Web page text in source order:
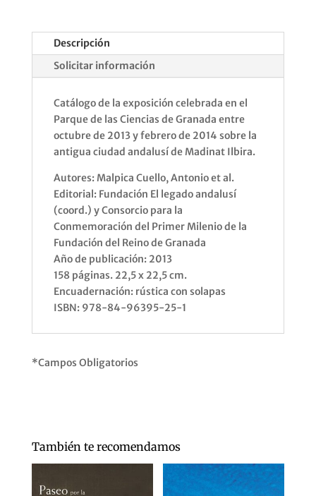
Descripción
Solicitar información
Catálogo de la exposición celebrada en el
Parque de las Ciencias de Granada entre
octubre de 2013 y febrero de 2014 sobre la
antigua ciudad andalusí de Madinat Ilbira.
Autores: Malpica Cuello, Antonio et al.
Editorial: Fundación El legado andalusí
(coord.) y Consorcio para la
Conmemoración del Primer Milenio de la
Fundación del Reino de Granada
Año de publicación: 2013
158 páginas. 22,5 x 22,5 cm.
Encuadernación: rústica con solapas
ISBN: 978-84-96395-25-1
*Campos Obligatorios
También te recomendamos